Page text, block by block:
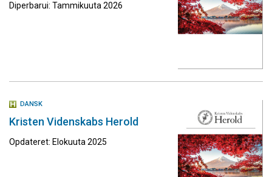
Diperbarui: Tammikuuta 2026
DANSK
Kristen Videnskabs Herold
Opdateret: Elokuuta 2025